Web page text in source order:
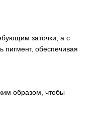
заточки, а с
пигмент, обеспечивая
образом, чтобы